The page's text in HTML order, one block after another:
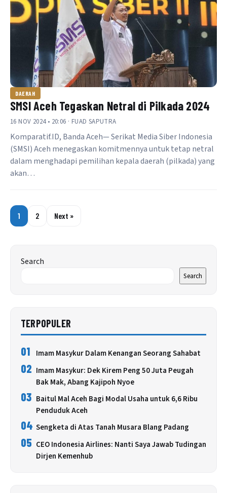
DAERAH
SMSI Aceh Tegaskan Netral di Pilkada 2024
16 NOV 2024 • 20:06 · FUAD SAPUTRA
Komparatif.ID, Banda Aceh— Serikat Media Siber Indonesia
(SMSI) Aceh menegaskan komitmennya untuk tetap netral
dalam menghadapi pemilihan kepala daerah (pilkada) yang
akan…
1 2 Next »
Search
Search
TERPOPULER
01 Imam Masykur Dalam Kenangan Seorang Sahabat
02 Imam Masykur: Dek Kirem Peng 50 Juta Peugah
Bak Mak, Abang Kajipoh Nyoe
03 Baitul Mal Aceh Bagi Modal Usaha untuk 6,6 Ribu
Penduduk Aceh
04 Sengketa di Atas Tanah Musara Blang Padang
05 CEO Indonesia Airlines: Nanti Saya Jawab Tudingan
Dirjen Kemenhub